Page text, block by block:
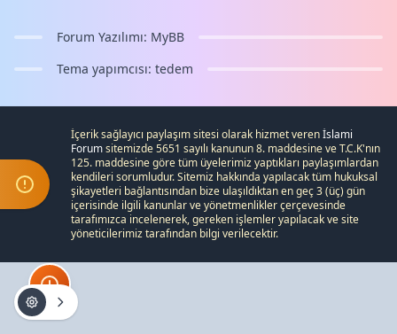
Forum Yazılımı: MyBB
Tema yapımcısı: tedem
İçerik sağlayıcı paylaşım sitesi olarak hizmet verenİslami
Forumsitemizde 5651 sayılı kanunun 8. maddesine veT.C.K'nın
125. maddesine göre tüm üyelerimiz yaptıkları paylaşımlardan
kendileri sorumludur. Sitemiz hakkında yapılacak tüm hukuksal
şikayetleri bağlantısından bize ulaşıldıktan en geç 3 (üç) gün
içerisinde ilgili kanunlar ve yönetmenlikler çerçevesinde
tarafımızca incelenerek, gereken işlemler yapılacak ve site
yöneticilerimiz tarafından bilgi verilecektir.